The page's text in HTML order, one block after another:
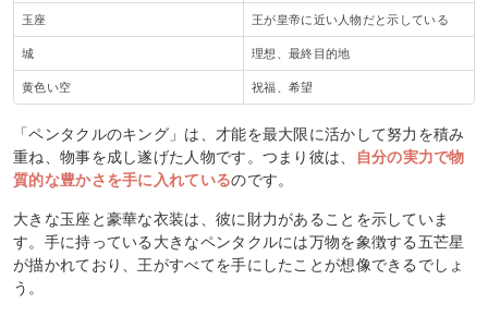
玉座 王が皇帝に近い人物だと示している
城 理想、最終目的地
黄色い空 祝福、希望
「ペンタクルのキング」は、才能を最大限に活かして努力を積み
重ね、物事を成し遂げた人物です。つまり彼は、
自分の実力で物
質的な豊かさを手に入れているのです。
大きな玉座と豪華な衣装は、彼に財力があることを示していま
す。手に持っている大きなペンタクルには万物を象徴する五芒星
が描かれており、王がすべてを手にしたことが想像できるでしょ
う。